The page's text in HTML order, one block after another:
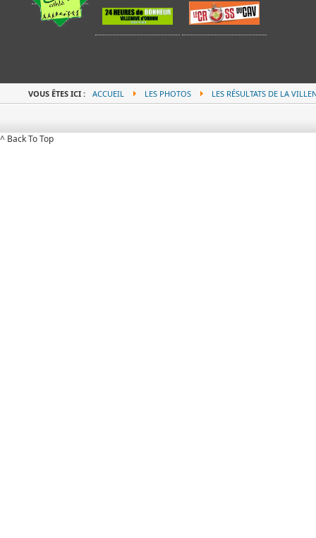
VOUS ÊTES ICI : ACCUEIL LES PHOTOS LES RÉSULTATS DE LA
^ Back To Top